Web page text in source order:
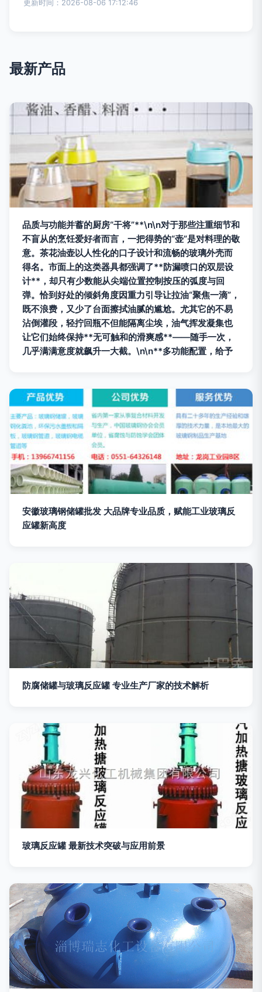
更新时间：2026-08-06 17:12:46
最新产品
品质与功能并蓄的厨房“干将”**\n\n对于那些注重细节和
不盲从的烹饪爱好者而言，一把得势的“壶”是对料理的敬
意。茶花油壶以人性化的口子设计和流畅的玻璃外壳而
得名。市面上的这类器具都强调了**防漏喷口的双层设
计**，却只有少数能从尖端位置控制按压的弧度与回
弹。恰到好处的倾斜角度因重力引导让拉油“聚焦一滴”，
既不浪费，又少了台面擦拭油腻的尴尬。尤其它的不易
沾倒灌段，轻拧回瓶不但能隔离尘埃，油气挥发凝集也
让它们始终保持**无可触和的滑爽感**——随手一次，
几乎满满意度就飙升一大截。\n\n**多功能配置，给予
安徽玻璃钢储罐批发 大品牌专业品质，赋能工业玻璃反
应罐新高度
防腐储罐与玻璃反应罐 专业生产厂家的技术解析
玻璃反应罐 最新技术突破与应用前景